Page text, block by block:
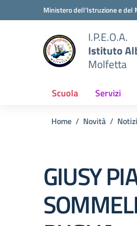
Vai ai contenuti
Vai al menu di navigazioneMinistero dell'Istruzione e del
I.P.E.O.A.
Istituto
Molfetta
Scuola Servizi
Home Novità
GIUSY